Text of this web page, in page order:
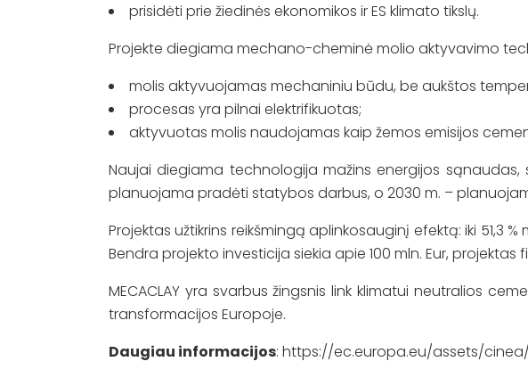
prisidėti prie žiedinės ekonomikos ir ES klimato tikslų.
Projekte diegiama mechano-cheminė molio aktyvavimo
molis aktyvuojamas mechaniniu būdu, be aukštos
procesas yra pilnai elektrifikuotas;
aktyvuotas molis naudojamas kaip žemos emisijos
Naujai diegiama technologija mažins energijos sąnaudas,
planuojama pradėti statybos darbus, o 2030 m. –
Projektas užtikrins reikšmingą aplinkosauginį efektą: iki 51,3
Bendra projekto investicija siekia apie 100 mln. Eur,
MECACLAY yra svarbus žingsnis link klimatui neutralios
transformacijos Europoje.
Daugiau informacijos: https://ec.europa.eu/assets/